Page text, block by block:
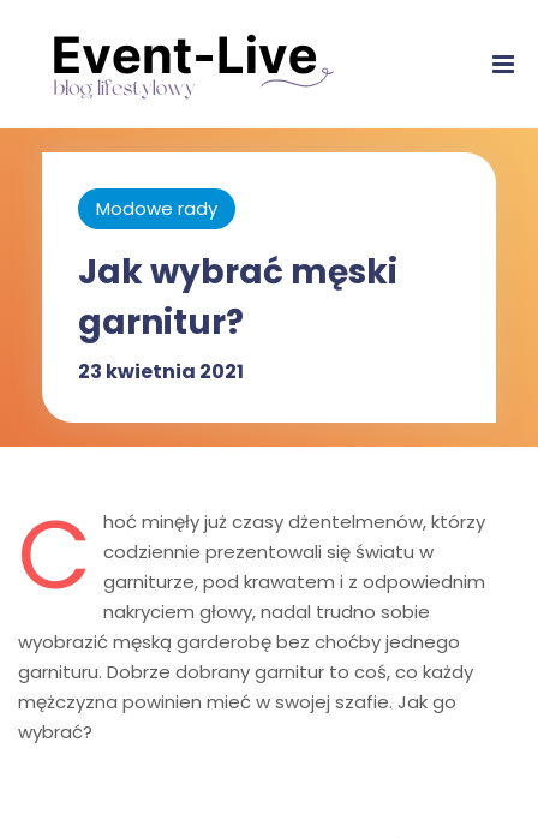
Modowe rady
Jak wybrać męski
garnitur?
23 kwietnia 2021
C
hoć minęły już czasy dżentelmenów, którzy
codziennie prezentowali się światu w
garniturze, pod krawatem i z odpowiednim
nakryciem głowy, nadal trudno sobie
wyobrazić męską garderobę bez choćby jednego
garnituru. Dobrze dobrany garnitur to coś, co każdy
mężczyzna powinien mieć w swojej szafie. Jak go
wybrać?